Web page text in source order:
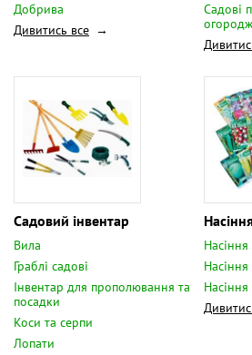
Добрива
Дивитись все
Садові
Садовий інвентар
Вила
Граблі садові
Інвентар для прополювання та
посадки
Коси та серпи
Лопати